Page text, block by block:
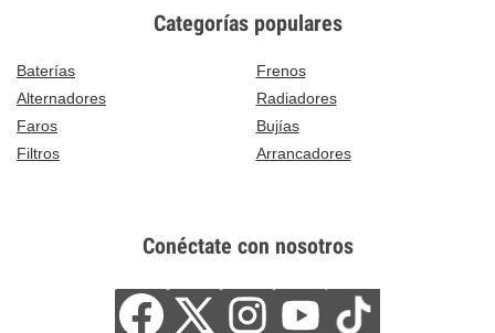
Categorías populares
Baterías
Frenos
Alternadores
Radiadores
Faros
Bujías
Filtros
Arrancadores
Conéctate con nosotros